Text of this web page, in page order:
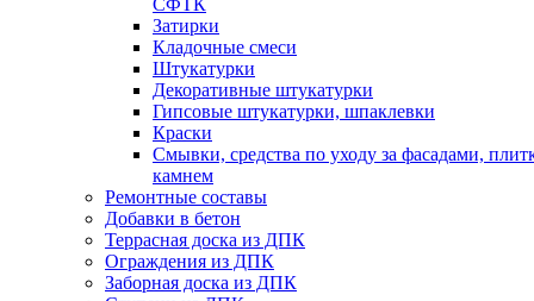
СФТК
Затирки
Кладочные смеси
Штукатурки
Декоративные штукатурки
Гипсовые штукатурки, шпаклевки
Краски
Смывки, средства по уходу за фасадами,
камнем
Ремонтные составы
Добавки в бетон
Террасная доска из ДПК
Ограждения из ДПК
Заборная доска из ДПК